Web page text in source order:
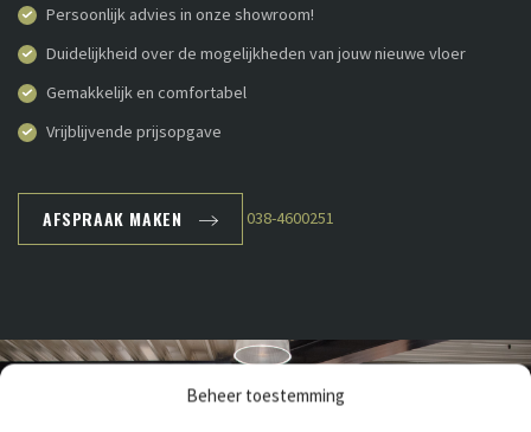
Beheer toestemming
Persoonlijk advies in onze showroom!
Duidelijkheid over de mogelijkheden van jouw nieuwe vloer
Gemakkelijk en comfortabel
Vrijblijvende prijsopgave
AFSPRAAK MAKEN 038-4600251